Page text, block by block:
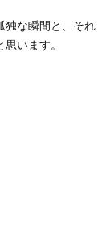
独な瞬間と、それ
います。